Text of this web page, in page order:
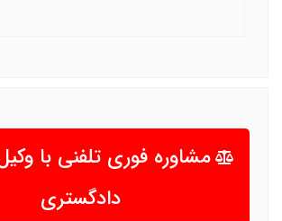
مشاوره فوری تلفنی با
دادگستری